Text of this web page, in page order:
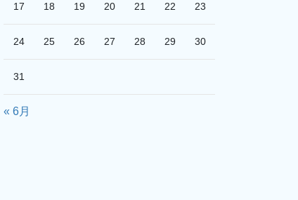
17 18 19 20 21 22 23
24 25 26 27 28 29 30
31
« 6月